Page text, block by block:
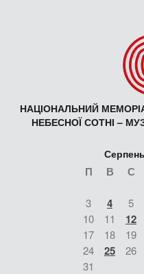
НАЦІОНАЛЬНИЙ
НЕБЕСНОЇ СОТНІ –
П В С
3 4 5
10
11 12
17
18 19
24
25 26
31